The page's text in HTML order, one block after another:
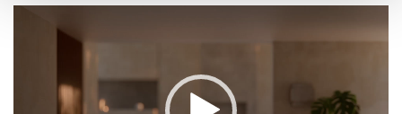
Stores à lamelles extérieurs